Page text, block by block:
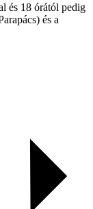
és 18 órától pedig
és a